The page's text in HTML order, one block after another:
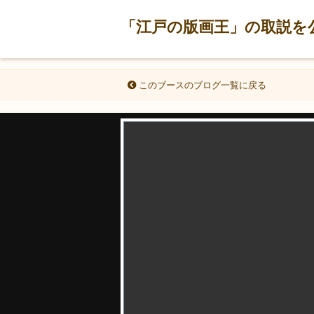
「江戸の版画王」の取説を
このブースのブログ一覧に戻る